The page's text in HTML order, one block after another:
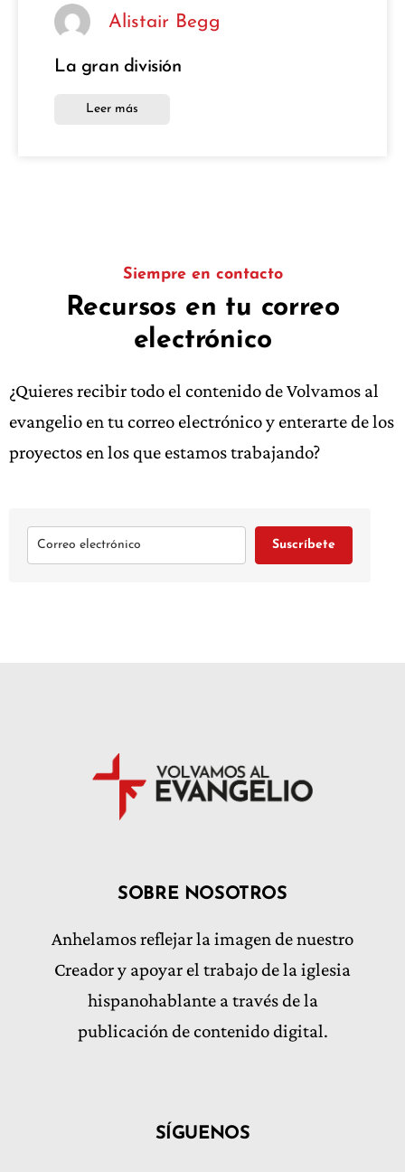
Alistair Begg
La gran división
Leer más
Siempre en contacto
Recursos en tu correo
electrónico
¿Quieres recibir todo el contenido de Volvamos al
evangelio en tu correo electrónico y enterarte de los
proyectos en los que estamos trabajando?
Suscríbete
SOBRE NOSOTROS
Anhelamos reflejar la imagen de nuestro
Creador y apoyar el trabajo de la iglesia
hispanohablante a través de la
publicación de contenido digital.
SÍGUENOS